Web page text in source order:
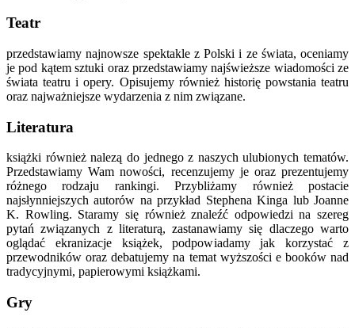
Teatr
przedstawiamy najnowsze spektakle z Polski i ze świata, oceniamy
je pod kątem sztuki oraz przedstawiamy najświeższe wiadomości ze
świata teatru i opery. Opisujemy również historię powstania teatru
oraz najważniejsze wydarzenia z nim związane.
Literatura
książki również nalezą do jednego z naszych ulubionych tematów.
Przedstawiamy Wam nowości, recenzujemy je oraz prezentujemy
różnego rodzaju rankingi. Przybliżamy również postacie
najsłynniejszych autorów na przykład Stephena Kinga lub Joanne
K. Rowling. Staramy się również znaleźć odpowiedzi na szereg
pytań związanych z literaturą, zastanawiamy się dlaczego warto
oglądać ekranizacje książek, podpowiadamy jak korzystać z
przewodników oraz debatujemy na temat wyższości e booków nad
tradycyjnymi, papierowymi książkami.
Gry